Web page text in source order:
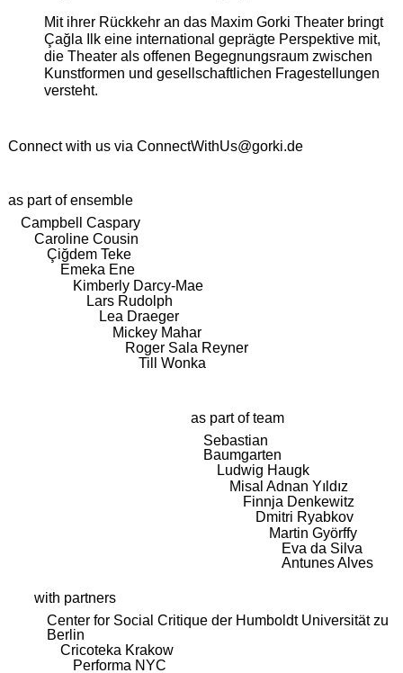
Mit ihrer Rückkehr an das Maxim Gorki Theater bringt
Çağla Ilk eine international geprägte Perspektive mit,
die Theater als offenen Begegnungsraum zwischen
Kunstformen und gesellschaftlichen Fragestellungen
versteht.
Connect with us via ConnectWithUs@gorki.de
as part of ensemble
Campbell Caspary
Caroline Cousin
Çiğdem Teke
Emeka Ene
Kimberly Darcy-Mae
Lars Rudolph
Lea Draeger
Mickey Mahar
Roger Sala Reyner
Till Wonka
as part of team
Sebastian
Baumgarten
Ludwig Haugk
Misal Adnan Yıldız
Finnja Denkewitz
Dmitri Ryabkov
Martin Györffy
Eva da Silva
Antunes Alves
with partners
Center for Social Critique der Humboldt Universität zu
Berlin
Cricoteka Krakow
Performa NYC